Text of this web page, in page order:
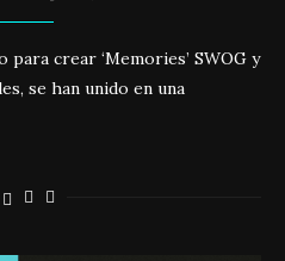
para crear ‘Memories’ SWOG y
se han unido en una